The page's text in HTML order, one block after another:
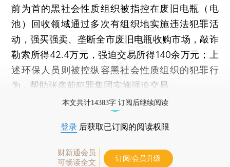
前为首的黑社会性质组织被指控在废旧电瓶（电
池）回收领域通过多次有组织地实施违法犯罪活
动，强买强卖、垄断全市废旧电瓶收购市场，敲诈
勒索所得42.4万元，强迫交易所得140余万元；上
述环保人员则被控纵容黑社会性质组织的犯罪行
为，帮助张彦前犯罪集团实施强迫交易。
本文共计14383字 订阅后继续阅读
登录 后获取已订阅的阅读权限
财新通会员
可畅读全文
订阅/会员升级